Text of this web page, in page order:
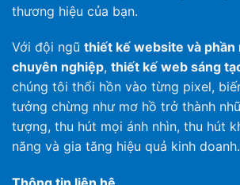
thương hiệu của bạn.
Với đội ngũ thiết kế website và phần
chuyên nghiệp, thiết kế web sáng
chúng tôi thổi hồn vào từng pixel,
tưởng chừng như mơ hồ trở thành
tượng, thu hút mọi ánh nhìn, thu hút
năng và gia tăng hiệu quả kinh doanh.